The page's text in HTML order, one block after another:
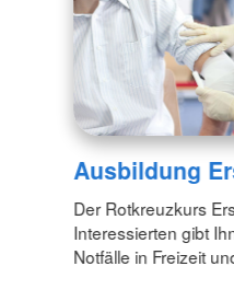
Ausbildung
Der Rotkreuzkurs
Interessierten gibt
Notfälle in Freizeit